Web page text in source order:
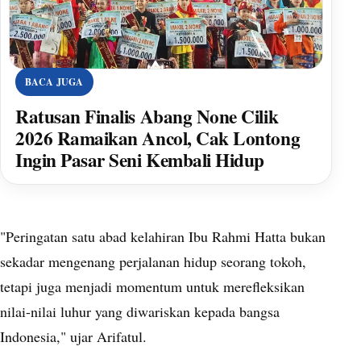
BACA JUGA
Ratusan Finalis Abang None Cilik
2026 Ramaikan Ancol, Cak Lontong
Ingin Pasar Seni Kembali Hidup
"Peringatan satu abad kelahiran Ibu Rahmi Hatta bukan
sekadar mengenang perjalanan hidup seorang tokoh,
tetapi juga menjadi momentum untuk merefleksikan
nilai-nilai luhur yang diwariskan kepada bangsa
Indonesia," ujar Arifatul.